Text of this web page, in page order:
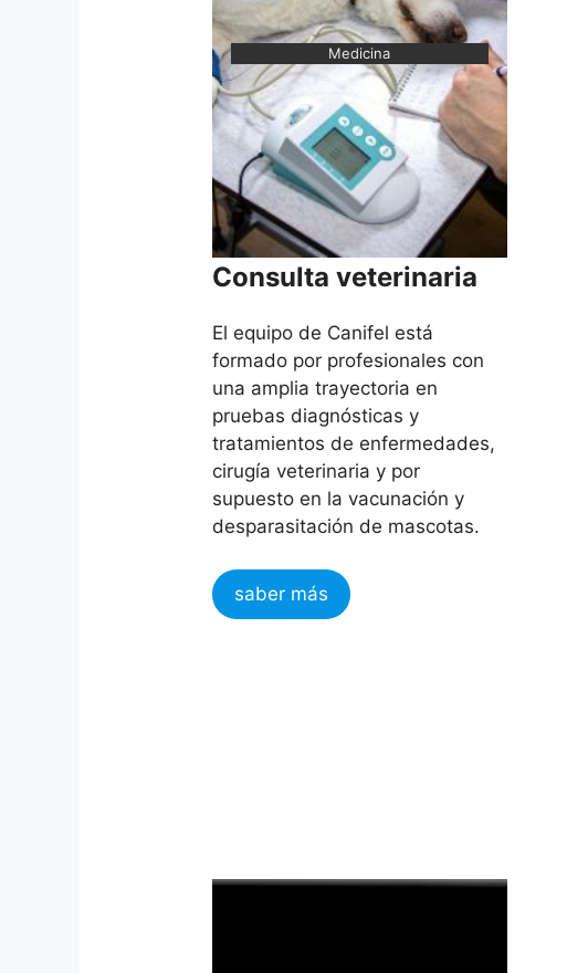
Medicina
Consulta veterinaria
El equipo de Canifel está
formado por profesionales con
una amplia trayectoria en
pruebas diagnósticas y
tratamientos de enfermedades,
cirugía veterinaria y por
supuesto en la vacunación y
desparasitación de mascotas.
saber más